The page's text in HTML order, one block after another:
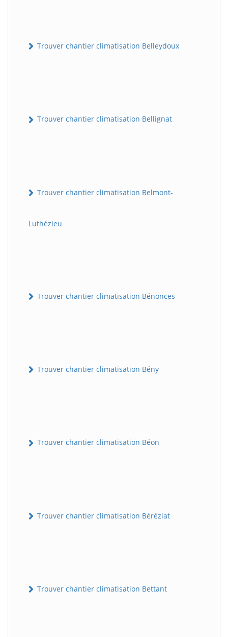
Trouver chantier climatisation Belleydoux
Trouver chantier climatisation Bellignat
Trouver chantier climatisation Belmont-
Luthézieu
Trouver chantier climatisation Bénonces
Trouver chantier climatisation Bény
Trouver chantier climatisation Béon
Trouver chantier climatisation Béréziat
Trouver chantier climatisation Bettant